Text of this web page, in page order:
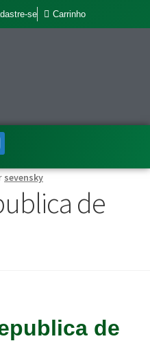
se Carrinho
sevensky
de
de